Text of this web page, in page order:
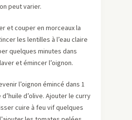
peut varier.
et couper en morceaux la
les lentilles à l’eau claire
quelques minutes dans
et émincer l’oignon.
l’oignon émincé dans 1
d’olive. Ajouter le curry
cuire à feu vif quelques